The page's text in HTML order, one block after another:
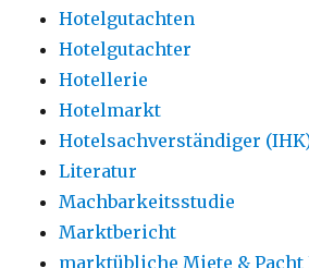
Hotelgutachten
Hotelgutachter
Hotellerie
Hotelmarkt
Hotelsachverständiger
Literatur
Machbarkeitsstudie
Marktbericht
marktübliche Miete & Pacht